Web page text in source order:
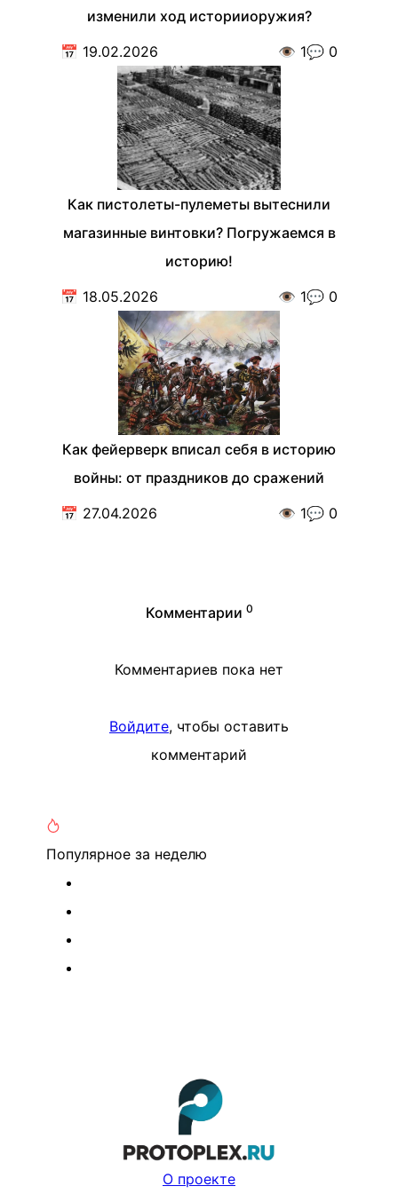
изменили ход историиоружия?
📅 19.02.2026 👁️ 1💬 0
Как пистолеты-пулеметы вытеснили
магазинные винтовки? Погружаемся в
историю!
📅 18.05.2026 👁️ 1💬 0
Как фейерверк вписал себя в историю
войны: от праздников до сражений
📅 27.04.2026 👁️ 1💬 0
Комментарии 0
Комментариев пока нет
Войдите, чтобы оставить
комментарий
Популярное за неделю
О проекте